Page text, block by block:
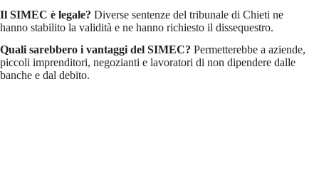
Il SIMEC è legale? Diverse sentenze del tribunale di Chieti ne
hanno stabilito la validità e ne hanno richiesto il dissequestro.
Quali sarebbero i vantaggi del SIMEC? Permetterebbe a aziende,
piccoli imprenditori, negozianti e lavoratori di non dipendere dalle
banche e dal debito.